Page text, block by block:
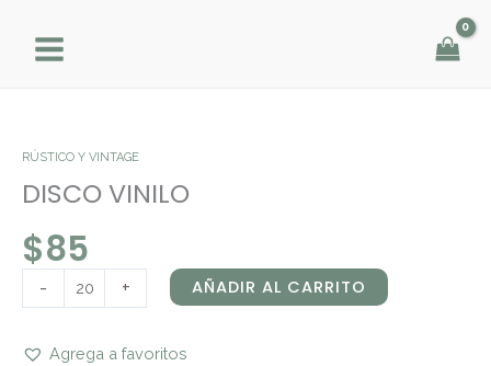
contenido
RÚSTICO Y VINTAGE
DISCO VINILO
$85
-
cantidad
+ AÑADIR AL CARRITO
Agrega a favoritos